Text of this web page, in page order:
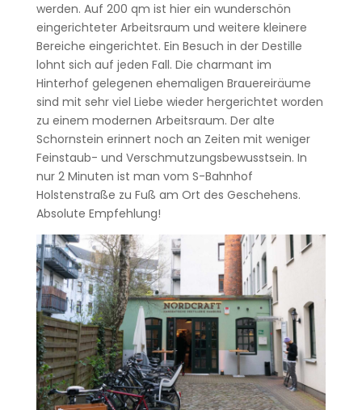
werden. Auf 200 qm ist hier ein wunderschön
eingerichteter Arbeitsraum und weitere kleinere
Bereiche eingerichtet. Ein Besuch in der Destille
lohnt sich auf jeden Fall. Die charmant im
Hinterhof gelegenen ehemaligen Brauereiräume
sind mit sehr viel Liebe wieder hergerichtet worden
zu einem modernen Arbeitsraum. Der alte
Schornstein erinnert noch an Zeiten mit weniger
Feinstaub- und Verschmutzungsbewusstsein. In
nur 2 Minuten ist man vom S-Bahnhof
Holstenstraße zu Fuß am Ort des Geschehens.
Absolute Empfehlung!